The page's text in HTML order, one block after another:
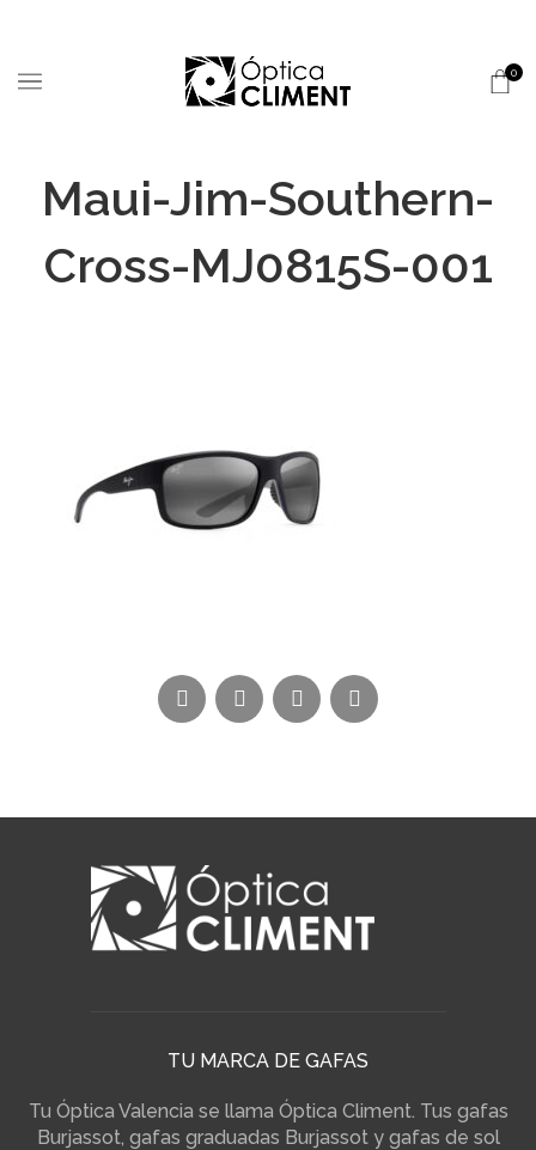
0
Maui-Jim-Southern-
Cross-MJ0815S-001
TU MARCA DE GAFAS
Tu Óptica Valencia se llama Óptica Climent. Tus gafas
Burjassot, gafas graduadas Burjassot y gafas de sol